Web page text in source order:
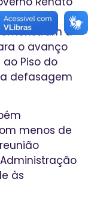
dados
a
o avanço
Piso do
defasagem
menos de
às